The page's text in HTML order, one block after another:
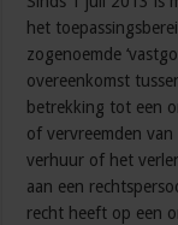
het
zogenoemde
overeenkomst
betrekking tot een
of vervreemden
verhuur of het
aan een
recht heeft op een